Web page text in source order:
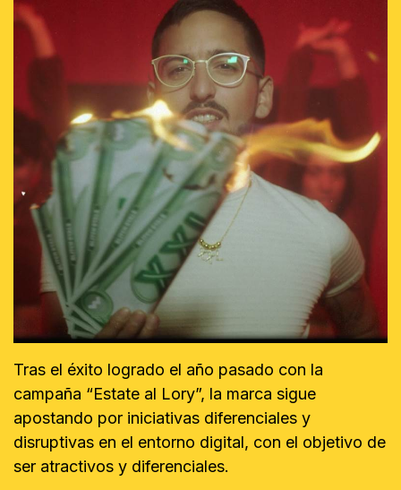
Tras el éxito logrado el año pasado con la
campaña “Estate al Lory”, la marca sigue
apostando por iniciativas diferenciales y
disruptivas en el entorno digital, con el objetivo de
ser atractivos y diferenciales.